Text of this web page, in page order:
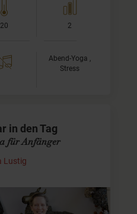
20 2
Abend-Yoga ,
Stress
in den Tag
für Anfänger
Lustig